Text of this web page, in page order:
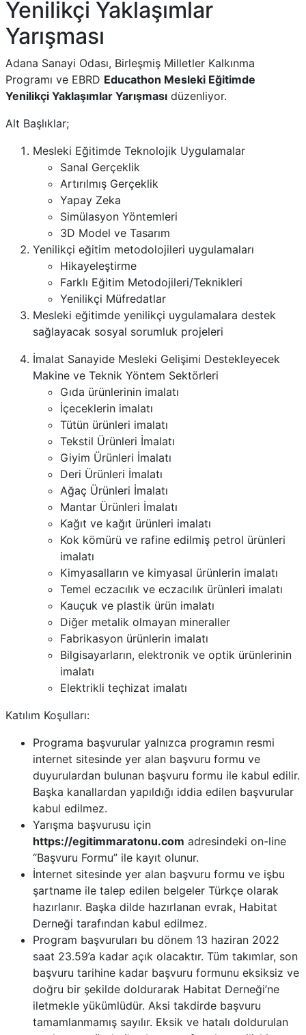
Yenilikçi Yaklaşımlar
Yarışması
Adana Sanayi Odası, Birleşmiş Milletler Kalkınma
Programı ve EBRD Educathon Mesleki Eğitimde
Yenilikçi Yaklaşımlar Yarışması düzenliyor.
Alt Başlıklar;
Mesleki Eğitimde Teknolojik Uygulamalar
Sanal Gerçeklik
Artırılmış Gerçeklik
Yapay Zeka
Simülasyon Yöntemleri
3D Model ve Tasarım
Yenilikçi eğitim metodolojileri uygulamaları
Hikayeleştirme
Farklı Eğitim Metodojileri/Teknikleri
Yenilikçi Müfredatlar
Mesleki eğitimde yenilikçi uygulamalara destek
sağlayacak sosyal sorumluk projeleri
İmalat Sanayide Mesleki Gelişimi Destekleyecek
Makine ve Teknik Yöntem Sektörleri
Gıda ürünlerinin imalatı
İçeceklerin imalatı
Tütün ürünleri imalatı
Tekstil Ürünleri İmalatı
Giyim Ürünleri İmalatı
Deri Ürünleri İmalatı
Ağaç Ürünleri İmalatı
Mantar Ürünleri İmalatı
Kağıt ve kağıt ürünleri imalatı
Kok kömürü ve rafine edilmiş petrol ürünleri
imalatı
Kimyasalların ve kimyasal ürünlerin imalatı
Temel eczacılık ve eczacılık ürünleri imalatı
Kauçuk ve plastik ürün imalatı
Diğer metalik olmayan mineraller
Fabrikasyon ürünlerin imalatı
Bilgisayarların, elektronik ve optik ürünlerinin
imalatı
Elektrikli teçhizat imalatı
Katılım Koşulları:
Programa başvurular yalnızca programın resmi
internet sitesinde yer alan başvuru formu ve
duyurulardan bulunan başvuru formu ile kabul edilir.
Başka kanallardan yapıldığı iddia edilen başvurular
kabul edilmez.
Yarışma başvurusu için
https://egitimmaratonu.com adresindeki on-line
“Başvuru Formu” ile kayıt olunur.
İnternet sitesinde yer alan başvuru formu ve işbu
şartname ile talep edilen belgeler Türkçe olarak
hazırlanır. Başka dilde hazırlanan evrak, Habitat
Derneği tarafından kabul edilmez.
Program başvuruları bu dönem 13 haziran 2022
saat 23.59’a kadar açık olacaktır. Tüm takımlar, son
başvuru tarihine kadar başvuru formunu eksiksiz ve
doğru bir şekilde doldurarak Habitat Derneği’ne
iletmekle yükümlüdür. Aksi takdirde başvuru
tamamlanmamış sayılır. Eksik ve hatalı doldurulan